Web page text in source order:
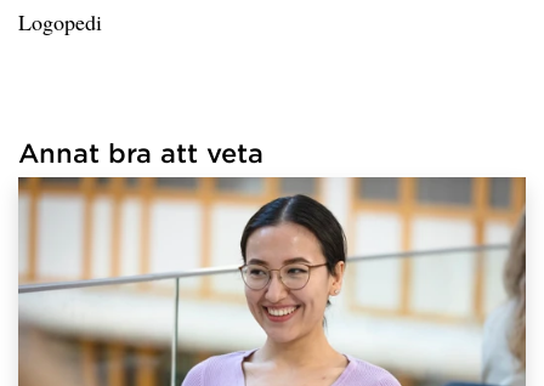
Logopedi
hämtat länkar.
Annat bra att veta